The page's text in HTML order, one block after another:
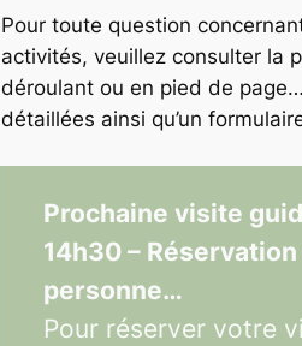
Pour toute question
activités, veuillez consulter la
déroulant ou en pied de
détaillées ainsi qu’un
Prochaine visite
14h30 –
personne…
Pour réserver votre